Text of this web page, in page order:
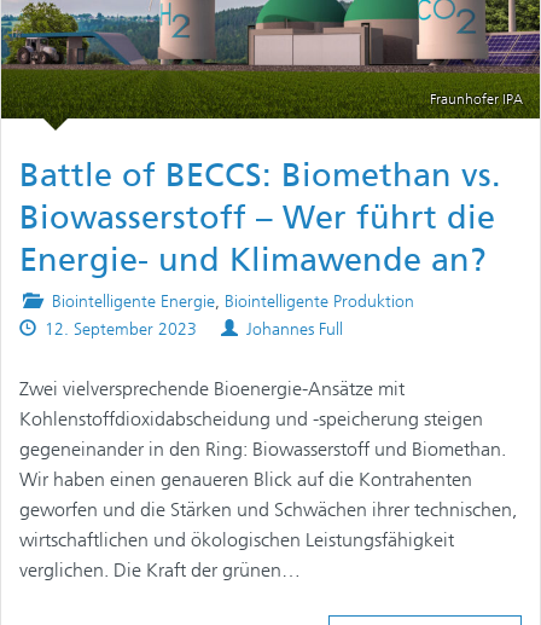
Fraunhofer IPA
Battle of BECCS: Biomethan vs.
Biowasserstoff – Wer führt die
Energie- und Klimawende an?
Posted
in
Biointelligente Energie, Biointelligente Produktion
Published
12. September 2023 Authors
Johannes Full
Zwei vielversprechende Bioenergie-Ansätze mit
Kohlenstoffdioxidabscheidung und -speicherung steigen
gegeneinander in den Ring: Biowasserstoff und Biomethan.
Wir haben einen genaueren Blick auf die Kontrahenten
geworfen und die Stärken und Schwächen ihrer technischen,
wirtschaftlichen und ökologischen Leistungsfähigkeit
verglichen. Die Kraft der grünen…